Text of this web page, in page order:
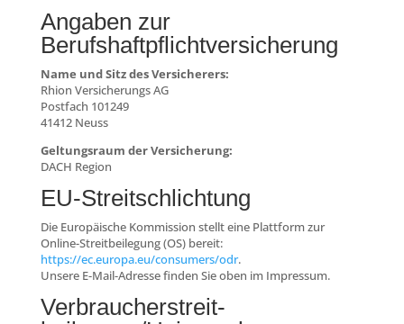
Angaben zur
Berufshaftpflichtversicherung
Name und Sitz des Versicherers:
Rhion Versicherungs AG
Postfach 101249
41412 Neuss
Geltungsraum der Versicherung:
DACH Region
EU-Streitschlichtung
Die Europäische Kommission stellt eine Plattform zur
Online-Streitbeilegung (OS) bereit:
https://ec.europa.eu/consumers/odr.
Unsere E-Mail-Adresse finden Sie oben im Impressum.
Verbraucher­streit­